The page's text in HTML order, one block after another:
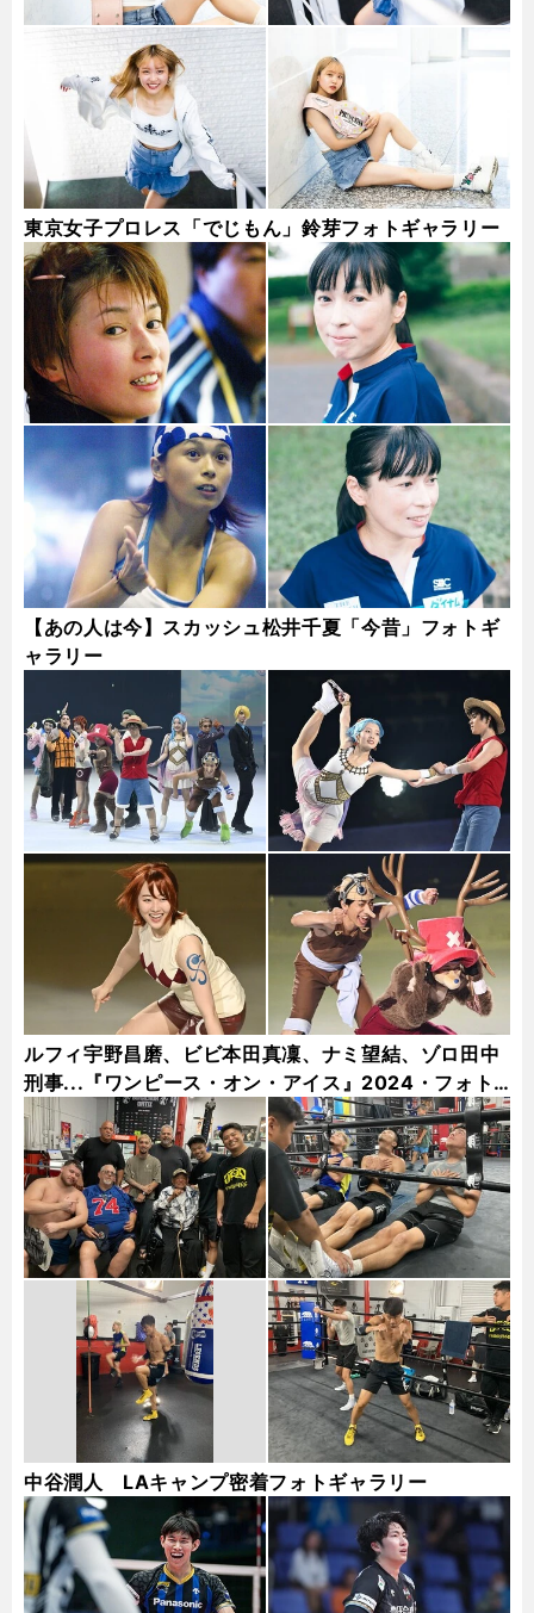
東京女子プロレス「でじもん」鈴芽フォトギャラリー
【あの人は今】スカッシュ松井千夏「今昔」フォトギ
ャラリー
ルフィ宇野昌磨、ビビ本田真凜、ナミ望結、ゾロ田中
刑事...『ワンピース・オン・アイス』2024・フォト
ギャラリー
中谷潤人 LAキャンプ密着フォトギャラリー